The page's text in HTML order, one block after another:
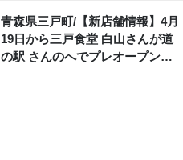
青森県三戸町/【新店舗情報】4月
19日から三戸食堂 白山さんが道
の駅 さんのへでプレオープンし